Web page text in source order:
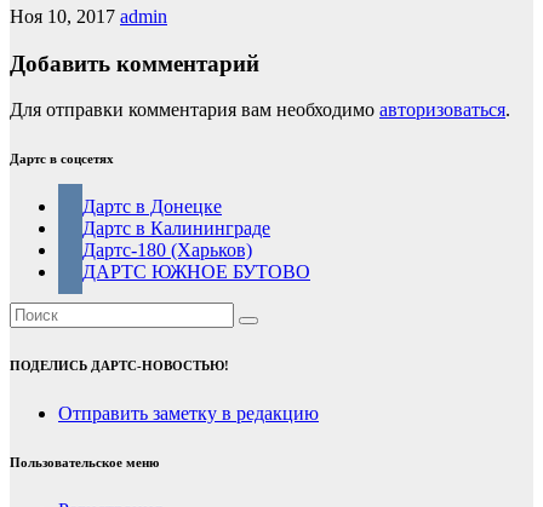
Ноя 10, 2017 admin
Добавить комментарий
Для отправки комментария вам необходимо авторизоваться.
Дартс в соцсетях
Дартс в Донецке
Дартс в Калининграде
Дартс-180 (Харьков)
ДАРТС ЮЖНОЕ БУТОВО
ПОДЕЛИСЬ ДАРТС-НОВОСТЬЮ!
Отправить заметку в редакцию
Пользовательское меню